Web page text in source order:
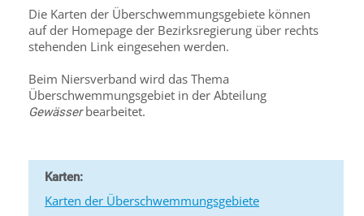
Die Karten der Überschwemmungsgebiete können
auf der Homepage der Bezirksregierung über rechts
stehenden Link eingesehen werden.
Beim Niersverband wird das Thema
Überschwemmungsgebiet in der Abteilung
Gewässerbearbeitet.
Karten:
Karten der Überschwemmungsgebiete